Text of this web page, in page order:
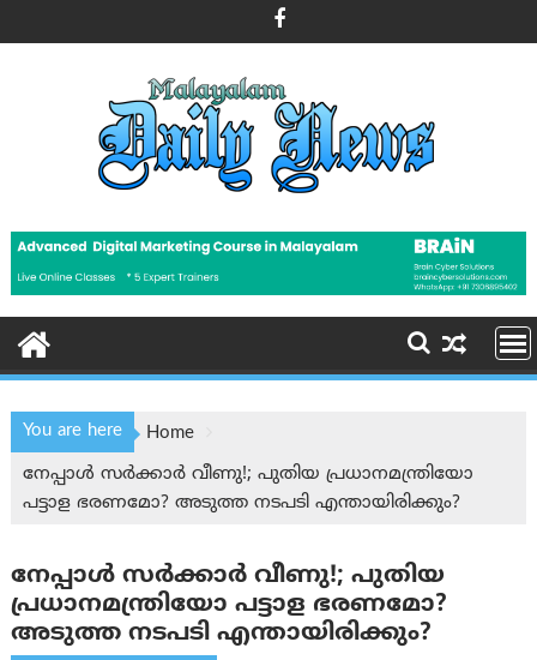
to
You are here
Home
നേപ്പാൾ സർക്കാർ വീണു!; പുതിയ പ്രധാനമന്ത്രിയോ
പട്ടാള ഭരണമോ? അടുത്ത നടപടി എന്തായിരിക്കും?
നേപ്പാൾ സർക്കാർ വീണു!; പുതിയ
പ്രധാനമന്ത്രിയോ പട്ടാള ഭരണമോ?
അടുത്ത നടപടി എന്തായിരിക്കും?